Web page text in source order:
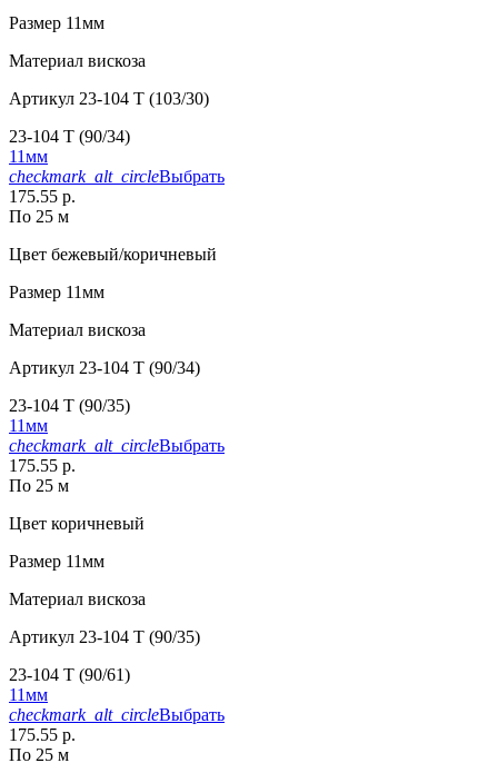
Размер 11мм
Материал вискоза
Артикул 23-104 T (103/30)
23-104 T (90/34)
11мм
checkmark_alt_circleВыбрать
175.55 р.
По 25 м
Цвет бежевый/коричневый
Размер 11мм
Материал вискоза
Артикул 23-104 T (90/34)
23-104 T (90/35)
11мм
checkmark_alt_circleВыбрать
175.55 р.
По 25 м
Цвет коричневый
Размер 11мм
Материал вискоза
Артикул 23-104 T (90/35)
23-104 T (90/61)
11мм
checkmark_alt_circleВыбрать
175.55 р.
По 25 м